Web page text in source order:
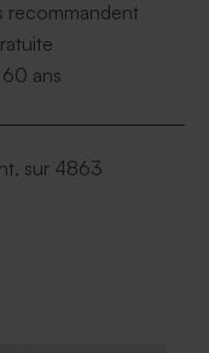
recommandent
ans
sur 4863